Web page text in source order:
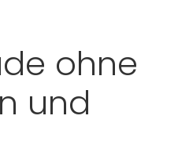
ohne
und